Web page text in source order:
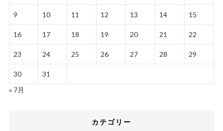
9 10 11 12 13 14 15
16 17 18 19 20 21 22
23 24 25 26 27 28 29
30
31
« 7月
カテゴリー